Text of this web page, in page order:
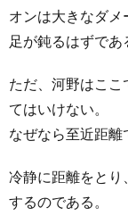
オンは大きなダ
足が鈍るはずであ
ただ、河野はここ
てはいけない。
なぜなら至近距離
冷静に距離をとり
するのである。